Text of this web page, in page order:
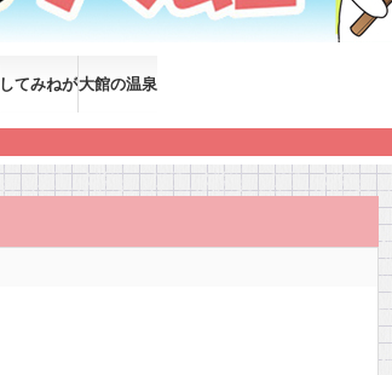
してみねが大館の温泉